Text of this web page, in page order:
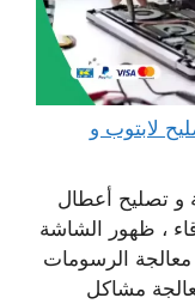
الزور 65511033 تصليح لابتوب و
و تصليح أعطال
، ظهور الشاشة
الرسومات
مشاكل